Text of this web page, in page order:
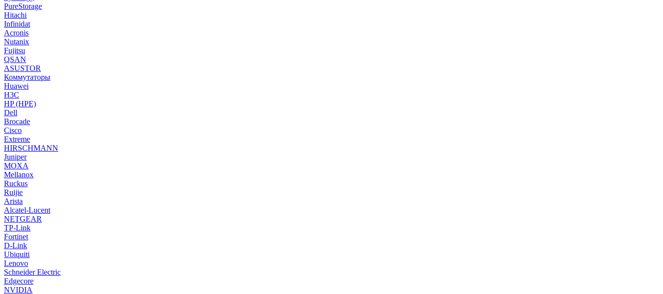
PureStorage
Hitachi
Infinidat
Acronis
Nutanix
Fujitsu
QSAN
ASUSTOR
Коммутаторы
Huawei
H3C
HP (HPE)
Dell
Brocade
Cisco
Extreme
HIRSCHMANN
Juniper
MOXA
Mellanox
Ruckus
Ruijie
Arista
Alcatel-Lucent
NETGEAR
TP-Link
Fortinet
D-Link
Ubiquiti
Lenovo
Schneider Electric
Edgecore
NVIDIA